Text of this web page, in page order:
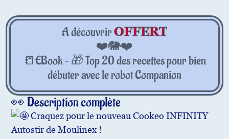
A découvrirOFFERT
❤️🐘❤️
📒EBook – 🎁 Top 20 des recettes pour bien
débuter avec le robot Companion
👀 Description complète
Craquez pour le nouveau Cookeo INFINITY
Autostir de Moulinex !